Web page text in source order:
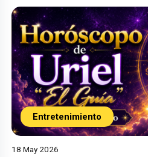
Entretenimiento
18 May 2026